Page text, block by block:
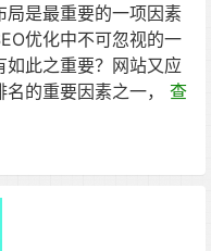
局是最重要的一项因素
优化中不可忽视的一
此之重要？网站又应
的重要因素之一， 查